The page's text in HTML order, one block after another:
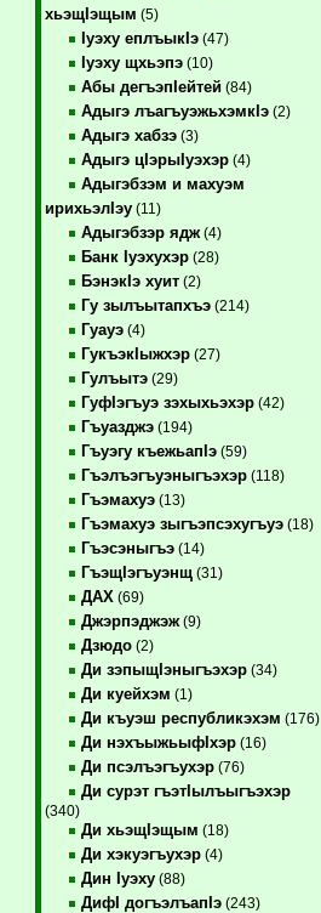
хьэщIэщым (5)
Iуэху еплъыкIэ(47)
Iуэху щхьэпэ(10)
Абы дегъэпIейтей(84)
Адыгэ лъагъуэжьхэмкIэ(2)
Адыгэ хабзэ(3)
Адыгэ цIэрыIуэхэр(4)
Адыгэбзэм и махуэм
ирихьэлIэу(11)
Адыгэбзэр ядж(4)
Банк Iуэхухэр(28)
БэнэкIэ хуит(2)
Гу зылъытапхъэ(214)
Гуауэ(4)
ГукъэкIыжхэр(27)
Гулъытэ(29)
ГуфIэгъуэ зэхыхьэхэр(42)
Гъуазджэ(194)
Гъуэгу къежьапIэ(59)
Гъэлъэгъуэныгъэхэр(118)
Гъэмахуэ(13)
Гъэмахуэ зыгъэпсэхугъуэ(18)
Гъэсэныгъэ(14)
ГъэщIэгъуэнщ(31)
ДАХ (69)
Джэрпэджэж(9)
Дзюдо(2)
Ди зэпыщIэныгъэхэр(34)
Ди куейхэм (1)
Ди къуэш республикэхэм (176)
Ди нэхъыжьыфIхэр(16)
Ди псэлъэгъухэр(76)
Ди сурэт гъэтIылъыгъэхэр
(340)
Ди хьэщIэщым (18)
Ди хэкуэгъухэр(4)
Дин Iуэху(88)
ДифI догъэлъапIэ(243)